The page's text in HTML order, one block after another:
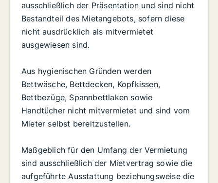
ausschließlich der Präsentation und sind nicht
Bestandteil des Mietangebots, sofern diese
nicht ausdrücklich als mitvermietet
ausgewiesen sind.
Aus hygienischen Gründen werden
Bettwäsche, Bettdecken, Kopfkissen,
Bettbezüge, Spannbettlaken sowie
Handtücher nicht mitvermietet und sind vom
Mieter selbst bereitzustellen.
Maßgeblich für den Umfang der Vermietung
sind ausschließlich der Mietvertrag sowie die
aufgeführte Ausstattung beziehungsweise die